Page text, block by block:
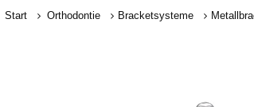
Start Orthodontie Bracketsysteme